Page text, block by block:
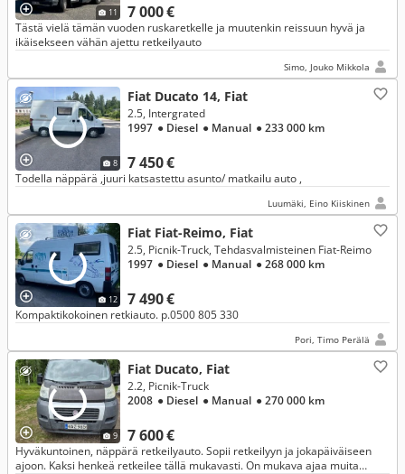
11 7 000 €
Tästä vielä tämän vuoden ruskaretkelle ja muutenkin reissuun hyvä ja
ikäisekseen vähän ajettu retkeilyauto
Simo, Jouko Mikkola
8
Fiat Ducato 14, Fiat
7 450 €
2.5, Intergrated
1997 ● Diesel ● Manual ● 233 000 km
Todella näppärä ,juuri katsastettu asunto/ matkailu auto ,
Luumäki, Eino Kiiskinen
12
Fiat Fiat-Reimo, Fiat
7 490 €
2.5, Picnik-Truck, Tehdasvalmisteinen Fiat-Reimo
1997 ● Diesel ● Manual ● 268 000 km
Kompaktikokoinen retkiauto. p.0500 805 330
Pori, Timo Perälä
9
Fiat Ducato, Fiat
7 600 €
2.2, Picnik-Truck
2008 ● Diesel ● Manual ● 270 000 km
Hyväkuntoinen, näppärä retkeilyauto. Sopii retkeilyyn ja jokapäiväiseen
ajoon. Kaksi henkeä retkeilee tällä mukavasti. On mukava ajaa muita